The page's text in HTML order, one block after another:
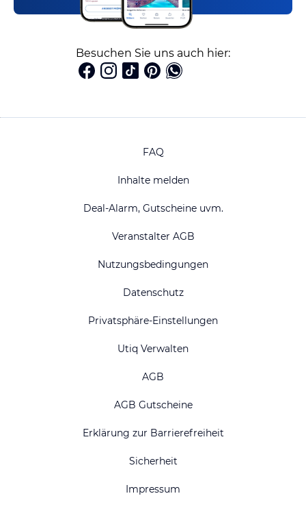
Besuchen Sie uns auch hier:
FAQ
Inhalte melden
Deal-Alarm, Gutscheine uvm.
Veranstalter AGB
Nutzungsbedingungen
Datenschutz
Privatsphäre-Einstellungen
Utiq Verwalten
AGB
AGB Gutscheine
Erklärung zur Barrierefreiheit
Sicherheit
Impressum